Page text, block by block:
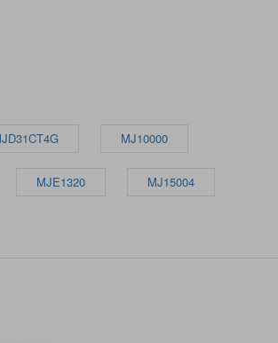
MJ10000
MJE1320 MJ15004